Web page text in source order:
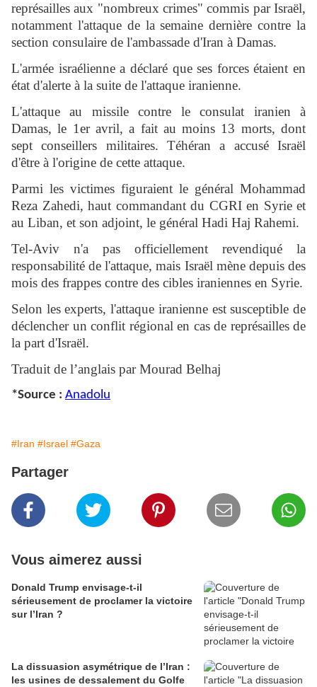
représailles aux "nombreux crimes" commis par Israël,
notamment l'attaque de la semaine dernière contre la
section consulaire de l'ambassade d'Iran à Damas.
L'armée israélienne a déclaré que ses forces étaient en
état d'alerte à la suite de l'attaque iranienne.
L'attaque au missile contre le consulat iranien à
Damas, le 1er avril, a fait au moins 13 morts, dont
sept conseillers militaires. Téhéran a accusé Israël
d'être à l'origine de cette attaque.
Parmi les victimes figuraient le général Mohammad
Reza Zahedi, haut commandant du CGRI en Syrie et
au Liban, et son adjoint, le général Hadi Haj Rahemi.
Tel-Aviv n'a pas officiellement revendiqué la
responsabilité de l'attaque, mais Israël mène depuis des
mois des frappes contre des cibles iraniennes en Syrie.
Selon les experts, l'attaque iranienne est susceptible de
déclencher un conflit régional en cas de représailles de
la part d'Israël.
Traduit de l’anglais par Mourad Belhaj
*Source : Anadolu
#Iran #Israel #Gaza
Partager
Vous aimerez aussi
Donald Trump envisage-t-il
sérieusement de proclamer la victoire
sur l’Iran ?
La dissuasion asymétrique de l’Iran :
les usines de dessalement du Golfe